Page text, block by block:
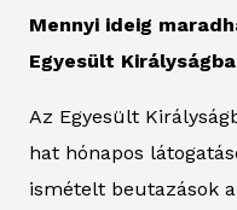
Mennyi ideig
Egyesült
Az Egyesült
hat hónapos
ismételt beutazások